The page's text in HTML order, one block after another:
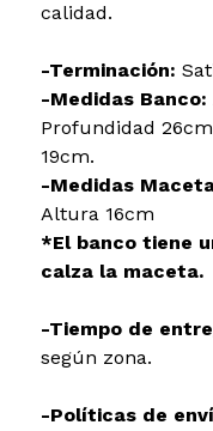
calidad.
-Terminación:
-Medidas Banco:
Profundidad
19cm.
-Medidas
Altura 16cm
*El banco tiene
calza la maceta.
-Tiempo de
según zona.
-Políticas de